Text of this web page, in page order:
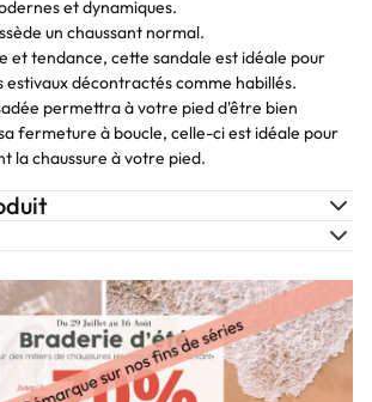
et dynamiques.
un chaussant normal.
et tendance, cette sandale est idéale pour
estivaux décontractés comme habillés.
permettra à votre pied d'être bien
fermeture à boucle, celle-ci est idéale pour
la chaussure à votre pied.